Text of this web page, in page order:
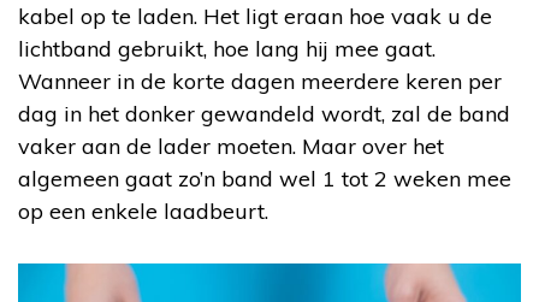
kabel op te laden. Het ligt eraan hoe vaak u de
lichtband gebruikt, hoe lang hij mee gaat.
Wanneer in de korte dagen meerdere keren per
dag in het donker gewandeld wordt, zal de band
vaker aan de lader moeten. Maar over het
algemeen gaat zo’n band wel 1 tot 2 weken mee
op een enkele laadbeurt.